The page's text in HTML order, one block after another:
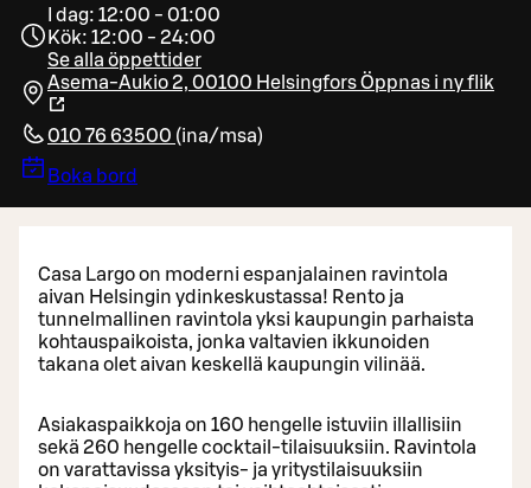
I dag: 12:00 - 01:00
Kök: 12:00 - 24:00
Se alla öppettider
Asema-Aukio 2, 00100 HelsingforsÖppnas i ny flik
010 76 63500 (ina/msa)
Boka bord
Casa Largo on moderni espanjalainen ravintola
aivan Helsingin ydinkeskustassa! Rento ja
tunnelmallinen ravintola yksi kaupungin parhaista
kohtauspaikoista, jonka valtavien ikkunoiden
takana olet aivan keskellä kaupungin vilinää.
Asiakaspaikkoja on 160 hengelle istuviin illallisiin
sekä 260 hengelle cocktail-tilaisuuksiin. Ravintola
on varattavissa yksityis- ja yritystilaisuuksiin